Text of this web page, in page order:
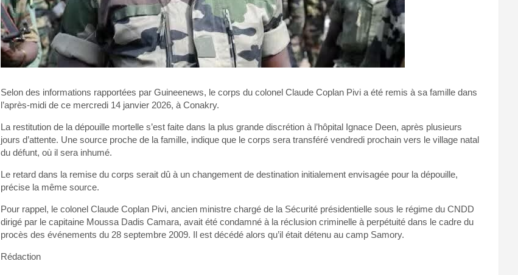
Selon des informations rapportées par Guineenews, le corps du colonel Claude Coplan Pivi a été remis à sa famille dans
l’après-midi de ce mercredi 14 janvier 2026, à Conakry.
La restitution de la dépouille mortelle s’est faite dans la plus grande discrétion à l’hôpital Ignace Deen, après plusieurs
jours d’attente. Une source proche de la famille, indique que le corps sera transféré vendredi prochain vers le village natal
du défunt, où il sera inhumé.
Le retard dans la remise du corps serait dû à un changement de destination initialement envisagée pour la dépouille,
précise la même source.
Pour rappel, le colonel Claude Coplan Pivi, ancien ministre chargé de la Sécurité présidentielle sous le régime du CNDD
dirigé par le capitaine Moussa Dadis Camara, avait été condamné à la réclusion criminelle à perpétuité dans le cadre du
procès des événements du 28 septembre 2009. Il est décédé alors qu’il était détenu au camp Samory.
Rédaction